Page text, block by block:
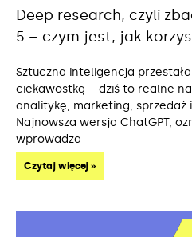
Deep research, czyli
5 – czym jest, jak
Sztuczna inteligencja
ciekawostką – dziś to realne
analitykę, marketing, sprzedaż
Najnowsza wersja ChatGPT,
wprowadza
Czytaj więcej »